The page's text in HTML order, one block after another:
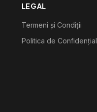
LEGAL
Termeni și Condiții
Politica de